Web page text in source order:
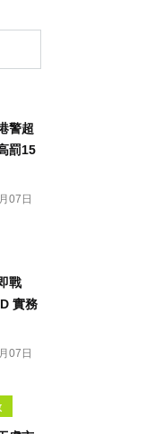
警超
罰15
07日
戰
實務
07日